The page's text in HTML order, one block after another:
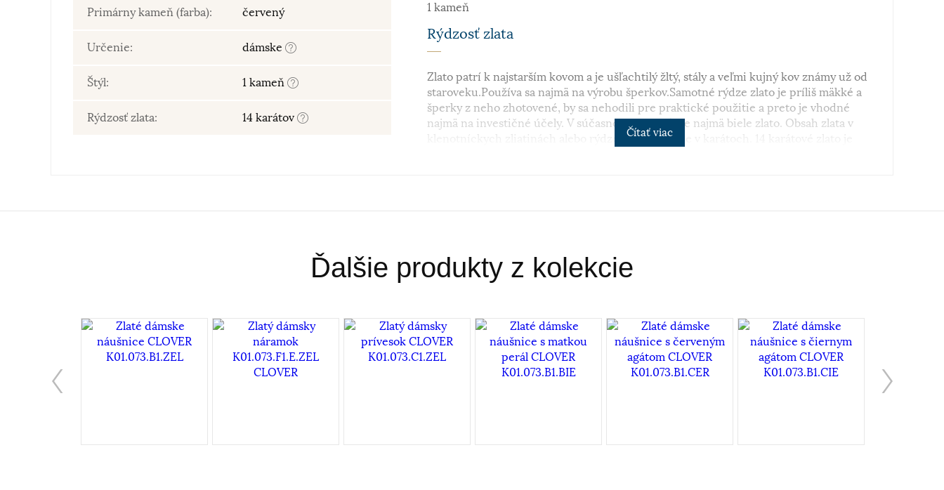
Primárny kameň (farba): červený
Určenie: dámske
Štýl: 1 kameň
Rýdzosť zlata: 14 karátov
1 kameň
Rýdzosť zlata
Zlato patrí k najstarším kovom a je ušľachtilý žltý, stály a veľmi kujný kov známy už od
staroveku.Používa sa najmä na výrobu šperkov.Samotné rýdze zlato je príliš mäkké a
šperky z neho zhotovené, by sa nehodili pre praktické použitie a preto je vhodné
najmä na investičné účely. V súčasnosti je v obľube najmä biele zlato. Obsah zlata v
klenotníckych zliatinách alebo rýdzosť sa vyjadruje v karátoch. 14 karátové zlato je
Čítať viac
Ďalšie produkty z kolekcie